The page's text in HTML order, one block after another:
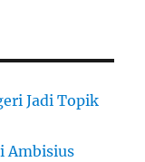
Jadi Topik
Ambisius